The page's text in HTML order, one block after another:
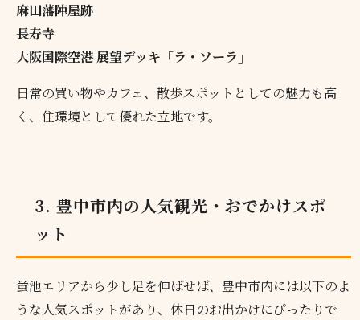
麻田藩陣屋跡
長寿寺
大阪国際空港 展望デッキ「ラ・ソーラ」
日常の買い物やカフェ、散歩スポットとしての魅力も高
く、住環境として優れた立地です。
3. 豊中市内の人気観光・おでかけスポ
ット
蛍池エリアから少し足を伸ばせば、豊中市内には以下のよ
うな人気スポットがあり、休日のお出かけにぴったりで